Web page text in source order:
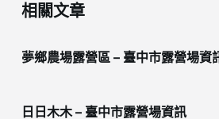
相關文章
夢鄉農場露營區 – 臺中市露營場資
日日木木 – 臺中市露營場資訊